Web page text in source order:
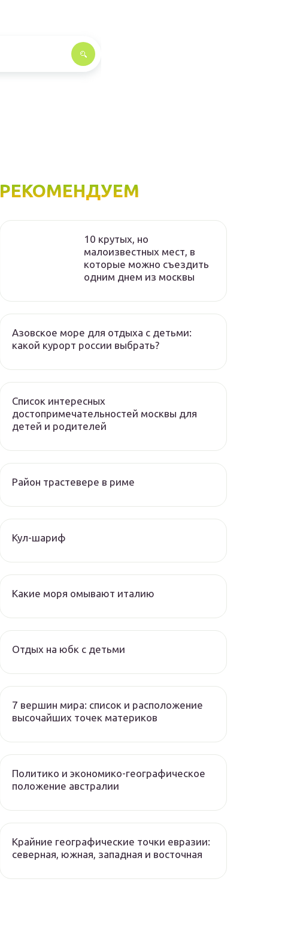
РЕКОМЕНДУЕМ
10 крутых, но
малоизвестных мест, в
которые можно съездить
одним днем из москвы
Азовское море для отдыха с детьми:
какой курорт россии выбрать?
Список интересных
достопримечательностей москвы для
детей и родителей
Район трастевере в риме
Кул-шариф
Какие моря омывают италию
Отдых на юбк с детьми
7 вершин мира: список и расположение
высочайших точек материков
Политико и экономико-географическое
положение австралии
Крайние географические точки евразии:
северная, южная, западная и восточная